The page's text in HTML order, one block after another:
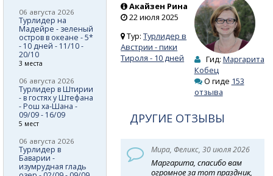
Акайзен Рина
22 июля 2025
Тур:Турлидер в
Австрии - пики
Тироля - 10 дней
Гид: Маргарита
Кобец
О гиде 153
отзыва
ДРУГИЕ ОТЗЫВЫ
Мира, Феликс, 30 июля 2026
Маргарита, спасибо вам
огромное за тот праздник,
06 августа 2026
Турлидер на
Мадейре - зеленый
остров в океане - 5*
- 10 дней - 11/10 -
20/10
3 места
06 августа 2026
Турлидер в Штирии
- в гостях у Штефана
- Рош ха-Шана -
09/09 - 16/09
5 мест
06 августа 2026
Турлидер в
Баварии -
изумрудная гладь